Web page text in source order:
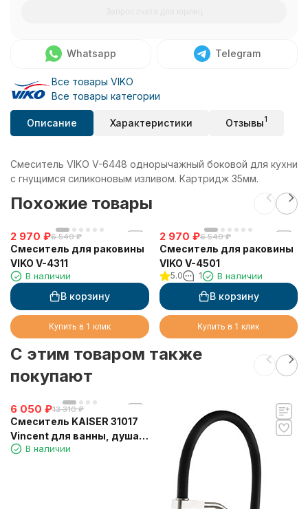
Whatsapp Telegram
Все товары VIKO
Все товары категории
Описание Характеристики Отзывы1
Смеситель VIKO V-6448 однорычажный боковой для кухни
с гнущимся силиконовым изливом. Картридж 35мм.
Похожие товары
2 970 ₽6 540 ₽
Смеситель для раковины
VIKO V-4311
В наличии
В корзину
Купить в 1 клик
2 970 ₽6 540 ₽
Смеситель для раковины
VIKO V-4501
5.0 1 В наличии
В корзину
Купить в 1 клик
C этим товаром также
покупают
6 050 ₽13 310 ₽
Смеситель KAISER 31017
Vincent для ванны, душа,
биде, хром
В наличии